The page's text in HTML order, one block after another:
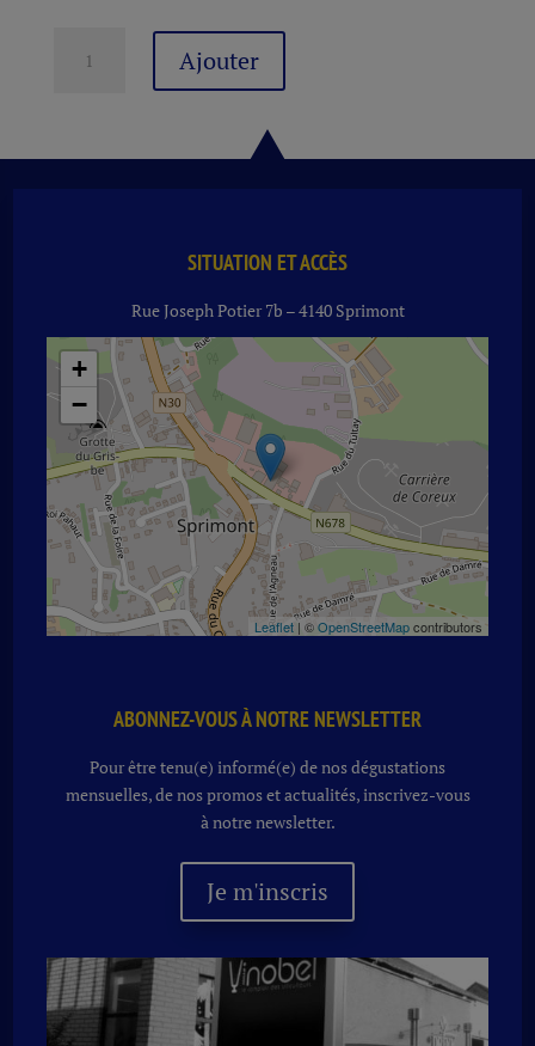
L
Ajouter
SITUATION ET ACCÈS
Rue Joseph Potier 7b – 4140 Sprimont
+
−
Leaflet| ©OpenStreetMapcontributors
ABONNEZ-VOUS À NOTRE NEWSLETTER
Pour être tenu(e) informé(e) de nos dégustations
mensuelles, de nos promos et actualités, inscrivez-vous
à notre newsletter.
Je m'inscris